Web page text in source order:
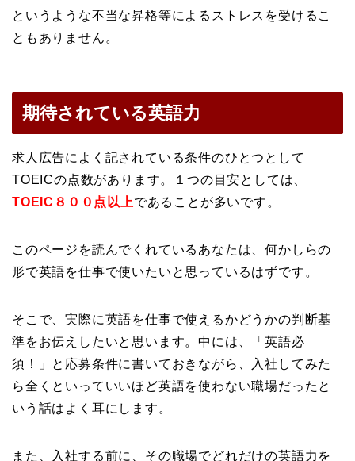
というような不当な昇格等によるストレスを受けるこ
ともありません。
期待されている英語力
求人広告によく記されている条件のひとつとして
TOEICの点数があります。１つの目安としては、
TOEIC８００点以上であることが多いです。
このページを読んでくれているあなたは、何かしらの
形で英語を仕事で使いたいと思っているはずです。
そこで、実際に英語を仕事で使えるかどうかの判断基
準をお伝えしたいと思います。中には、「英語必
須！」と応募条件に書いておきながら、入社してみた
ら全くといっていいほど英語を使わない職場だったと
いう話はよく耳にします。
また、入社する前に、その職場でどれだけの英語力を